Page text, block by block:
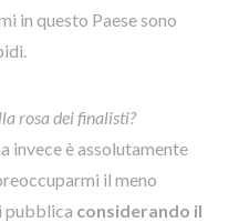
in questo Paese sono
rosa dei finalisti?
invece è assolutamente
il meno
pubblica considerando il